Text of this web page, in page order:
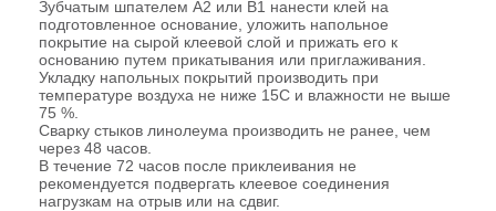
Зубчатым шпателем А2 или В1 нанести клей на
подготовленное основание, уложить напольное
покрытие на сырой клеевой слой и прижать его к
основанию путем прикатывания или приглаживания.
Укладку напольных покрытий производить при
температуре воздуха не ниже 15С и влажности не выше
75 %.
Сварку стыков линолеума производить не ранее, чем
через 48 часов.
В течение 72 часов после приклеивания не
рекомендуется подвергать клеевое соединения
нагрузкам на отрыв или на сдвиг.